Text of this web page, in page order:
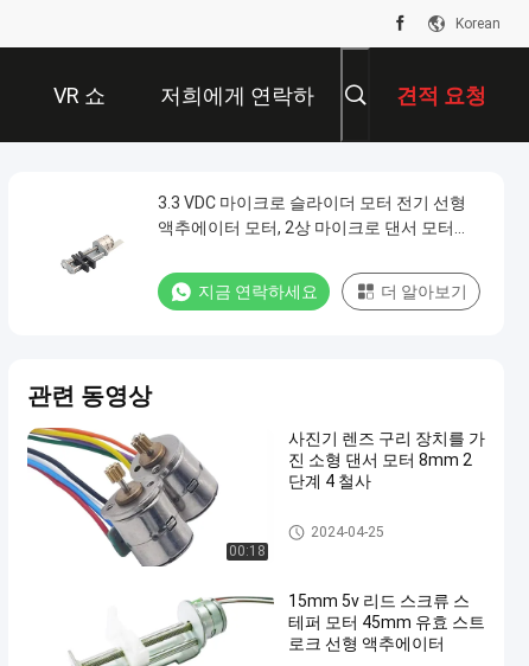
Korean
VR 쇼 저희에게 연락하
십시오
견적 요청
3.3 VDC 마이크로 슬라이더 모터 전기 선형
액추에이터 모터, 2상 마이크로 댄서 모터
지금 연락하세요 더 알아보기
관련 동영상
00:18
사진기 렌즈 구리 장치를 가
진 소형 댄서 모터 8mm 2
단계 4 철사
마이크로 스테퍼 모터
2024-04-25
15mm 5v 리드 스크류 스
테퍼 모터 45mm 유효 스트
로크 선형 액추에이터